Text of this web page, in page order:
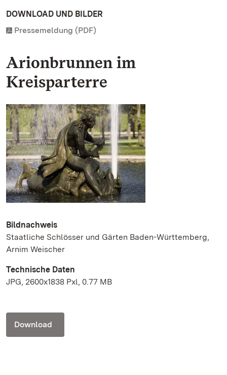
DOWNLOAD UND BILDER
Pressemeldung (PDF)
Arionbrunnen im
Kreisparterre
Bildnachweis
Staatliche Schlösser und Gärten Baden-Württemberg,
Arnim Weischer
Technische Daten
JPG, 2600x1838 Pxl, 0.77 MB
Download